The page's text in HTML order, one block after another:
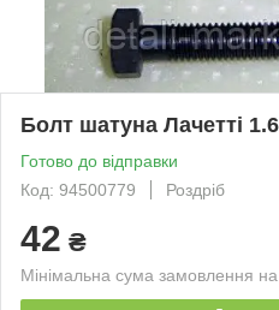
Болт шатуна Лачетті
Готово до відправки
Код: 94500779
Роздріб
42 ₴
Мінімальна сума замовлення